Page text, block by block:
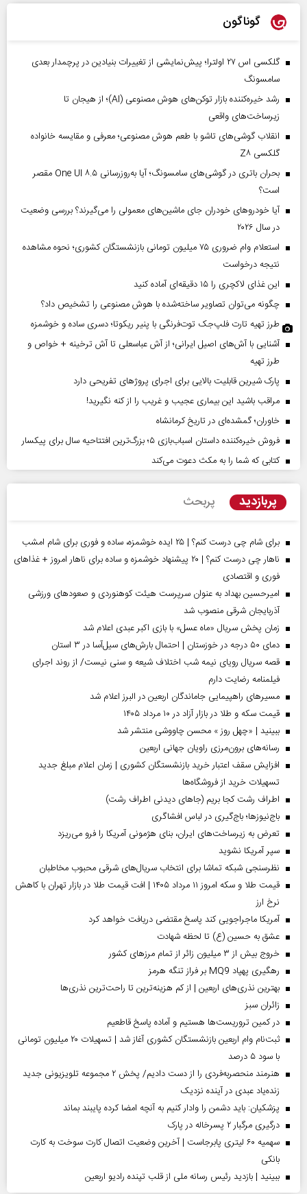
گوناگون
گلکسی اس ۲۷ اولترا؛ پیش‌نمایشی از تغییرات بنیادین در پرچمدار بعدی
سامسونگ
رشد خیره‌کننده بازار توکن‌های هوش مصنوعی (AI)؛ از هیجان تا
زیرساخت‌های واقعی
انقلاب گوشی‌های تاشو‌ با طعم هوش مصنوعی؛ معرفی و مقایسه خانواده
گلکسی Z۸
بحران باتری در گوشی‌های سامسونگ؛ آیا به‌روزرسانی One UI ۸.۵ مقصر
است؟
آیا خودروهای خودران جای ماشین‌های معمولی را می‌گیرند؟ بررسی وضعیت
در سال ۲۰۲۶
استعلام وام ضروری ۷۵ میلیون تومانی بازنشستگان کشوری؛ نحوه مشاهده
نتیجه درخواست
این غذای لاکچری را ۱۵ دقیقه‌ای آماده کنید
چگونه می‌توان تصاویر ساخته‌شده با هوش مصنوعی را تشخیص داد؟
طرز تهیه تارت فلپ‌جک توت‌فرنگی با پنیر ریکوتا؛ دسری ساده و خوشمزه
آشنایی با آش‌های اصیل ایرانی؛ از آش عباسعلی تا آش ترخینه + خواص و
طرز تهیه
پارک شیرین قابلیت‌ بالایی برای اجرای پروژهای تفریحی دارد
مراقب باشید این بیماری عجیب و غریب را از کنه نگیرید!
خاوران؛ گمشده‌ای در تاریخ کرمانشاه
فروش خیره‌کننده داستان اسباب‌بازی ۵؛ بزرگ‌ترین افتتاحیه سال برای پیکسار
کتابی که شما را به مکث دعوت می‌کند
پربازدید پربحث
برای شام چی درست کنم؟ | ۲۵ ایده خوشمزه، ساده و فوری برای شام امشب
ناهار چی درست کنم؟ | ۲۰ پیشنهاد خوشمزه و ساده برای ناهار امروز + غذاهای
فوری و اقتصادی
امیرحسین بهداد به عنوان سرپرست هیئت کوهنوردی و صعودهای ورزشی
آذربایجان شرقی منصوب شد
زمان پخش سریال «ماه عسل» با بازی اکبر عبدی اعلام شد
دمای ۵۰ درجه در خوزستان | احتمال بارش‌های سیل‌آسا در ۳ استان
قصه سریال رویای نیمه شب اختلاف شیعه و سنی نیست/ از روند اجرای
فیلمنامه رضایت دارم
مسیر‌های راهپیمایی جاماندگان اربعین در البرز اعلام شد
قیمت سکه و طلا در بازار آزاد در ۱۰ مرداد ۱۴۰۵
ببینید | «چهل روز » محسن چاووشی منتشر شد
رسانه‌های برون‌مرزی راویان جهانی اربعین
افزایش سقف اعتبار خرید بازنشستگان کشوری | زمان اعلام مبلغ جدید
تسهیلات خرید از فروشگاه‌ها
اطراف رشت کجا بریم (جاهای دیدنی اطراف رشت)
باج‌نیوزها؛ باج‌گیری در لباس افشاگری
تعرض به زیرساخت‌های ایران، بنای هژمونی آمریکا را فرو می‌ریزد
سپر آمریکا نشوید
نظرسنجی شبکه تماشا برای انتخاب سریال‌های شرقی محبوب مخاطبان
قیمت طلا و سکه امروز ۱۱ مرداد ۱۴۰۵ | افت قیمت طلا در بازار تهران با کاهش
نرخ ارز
آمریکا ماجراجویی کند پاسخ مقتضی دریافت خواهد کرد
عشق به حسین (ع) تا لحظه شهادت
خروج بیش از ۳ میلیون زائر از تمام مرز‌های کشور
رهگیری پهپاد MQ9 بر فراز تنگه هرمز
بهترین نذری‌های اربعین | از کم هزینه‌ترین تا راحت‌ترین نذری‌ها
‌زائران سبز
در کمین تروریست‌ها هستیم و آماده پاسخ قاطعیم
ثبت‌نام وام اربعین بازنشستگان کشوری آغاز شد | تسهیلات ۲۰ میلیون تومانی
با سود ۵ درصد
هنرمند منحصر‌به‌فردی را از دست دادیم/ پخش ۲ مجموعه تلویزیونی جدید
زنده‌یاد عبدی در آینده نزدیک
پزشکیان: باید دشمن را وادار کنیم به آنچه امضا کرده پایبند بماند
درگیری مرگبار ۲ پسرخاله در پارک
سهمیه ۶۰ لیتری پابرجاست | آخرین وضعیت اتصال کارت سوخت به کارت
بانکی
ببینید | بازدید رئیس رسانه ملی از قلب تپنده رادیو اربعین